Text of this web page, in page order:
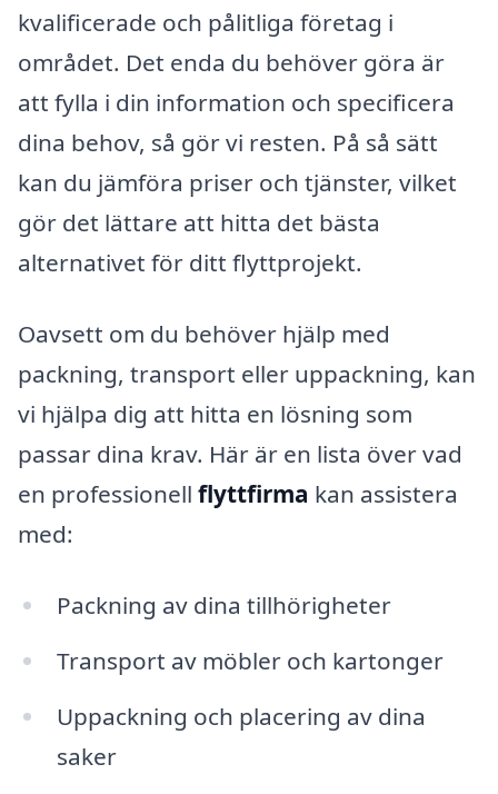
kvalificerade och pålitliga företag i
området. Det enda du behöver göra är
att fylla i din information och specificera
dina behov, så gör vi resten. På så sätt
kan du jämföra priser och tjänster, vilket
gör det lättare att hitta det bästa
alternativet för ditt flyttprojekt.
Oavsett om du behöver hjälp med
packning, transport eller uppackning, kan
vi hjälpa dig att hitta en lösning som
passar dina krav. Här är en lista över vad
en professionell flyttfirma kan assistera
med:
Packning av dina tillhörigheter
Transport av möbler och kartonger
Uppackning och placering av dina
saker